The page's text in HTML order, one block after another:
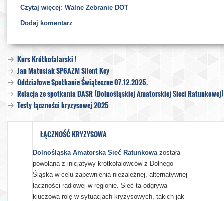
Czytaj więcej: Walne Zebranie DOT
Dodaj komentarz
Kurs Krótkofalarski !
Jan Matusiak SP6AZM Silent Key
Oddziałowe Spotkanie Świąteczne 07.12.2025.
Relacja ze spotkania DASR (Dolnośląskiej Amatorskiej Sieci
Testy łączności kryzysowej 2025
ŁĄCZNOŚĆ KRYZYSOWA
Dolnośląska Amatorska Sieć Ratunkowazostała
powołana z inicjatywy krótkofalowców z Dolnego
Śląska w celu zapewnienia niezależnej, alternatywnej
łączności radiowej w regionie. Sieć ta odgrywa
kluczową rolę w sytuacjach kryzysowych, takich jak